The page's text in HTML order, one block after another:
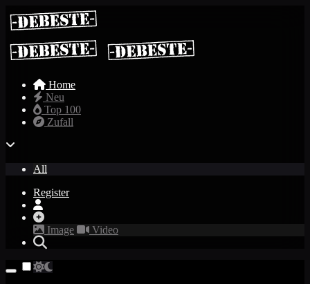
Home
Neu
Top 100
Zufall
All
Register
Image Video